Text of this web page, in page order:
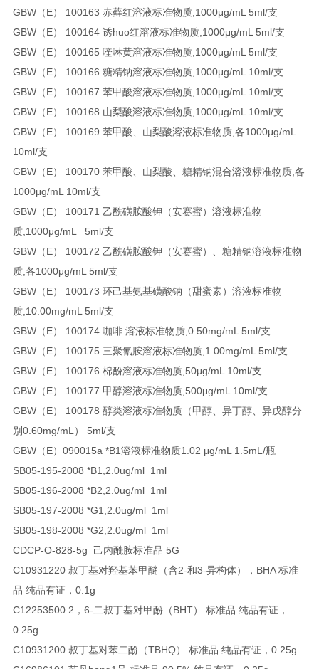
GBW（E） 100163 赤藓红溶液标准物质,1000μg/mL 5ml/支
GBW（E） 100164 诱huo红溶液标准物质,1000μg/mL 5ml/支
GBW（E） 100165 喹啉黄溶液标准物质,1000μg/mL 5ml/支
GBW（E） 100166 糖精钠溶液标准物质,1000μg/mL 10ml/支
GBW（E） 100167 苯甲酸溶液标准物质,1000μg/mL 10ml/支
GBW（E） 100168 山梨酸溶液标准物质,1000μg/mL 10ml/支
GBW（E） 100169 苯甲酸、山梨酸溶液标准物质,各1000μg/mL
10ml/支
GBW（E） 100170 苯甲酸、山梨酸、糖精钠混合溶液标准物质,各
1000μg/mL 10ml/支
GBW（E） 100171 乙酰磺胺酸钾（安赛蜜）溶液标准物
质,1000μg/mL 5ml/支
GBW（E） 100172 乙酰磺胺酸钾（安赛蜜）、糖精钠溶液标准物
质,各1000μg/mL 5ml/支
GBW（E） 100173 环己基氨基磺酸钠（甜蜜素）溶液标准物
质,10.00mg/mL 5ml/支
GBW（E） 100174 咖啡 溶液标准物质,0.50mg/mL 5ml/支
GBW（E） 100175 三聚氰胺溶液标准物质,1.00mg/mL 5ml/支
GBW（E） 100176 棉酚溶液标准物质,50μg/mL 10ml/支
GBW（E） 100177 甲醇溶液标准物质,500μg/mL 10ml/支
GBW（E） 100178 醇类溶液标准物质（甲醇、异丁醇、异戊醇分
别0.60mg/mL） 5ml/支
GBW（E）090015a *B1溶液标准物质1.02 μg/mL 1.5mL/瓶
SB05-195-2008 *B1,2.0ug/ml 1ml
SB05-196-2008 *B2,2.0ug/ml 1ml
SB05-197-2008 *G1,2.0ug/ml 1ml
SB05-198-2008 *G2,2.0ug/ml 1ml
CDCP-O-828-5g 己内酰胺标准品 5G
C10931220 叔丁基对羟基苯甲醚（含2-和3-异构体），BHA 标准
品 纯品有证，0.1g
C12253500 2，6-二叔丁基对甲酚（BHT） 标准品 纯品有证，
0.25g
C10931200 叔丁基对苯二酚（TBHQ） 标准品 纯品有证，0.25g